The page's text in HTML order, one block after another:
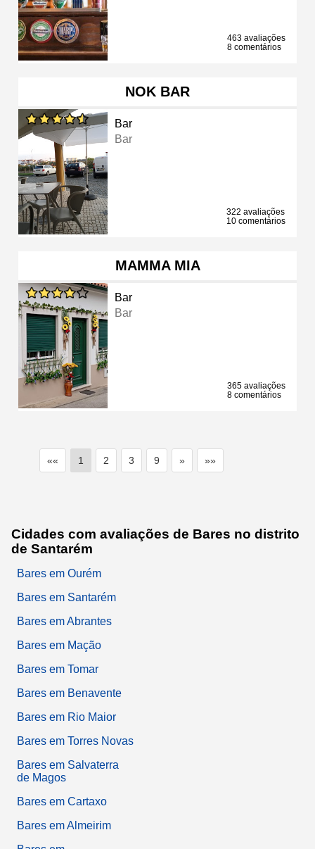
463 avaliações
8 comentários
NOK BAR
Bar
Bar
322 avaliações
10 comentários
MAMMA MIA
Bar
Bar
365 avaliações
8 comentários
«« 1 2 3 9 » »»
Cidades com avaliações de Bares no distrito
de Santarém
Bares em Ourém
Bares em Santarém
Bares em Abrantes
Bares em Mação
Bares em Tomar
Bares em Benavente
Bares em Rio Maior
Bares em Torres Novas
Bares em Salvaterra
de Magos
Bares em Cartaxo
Bares em Almeirim